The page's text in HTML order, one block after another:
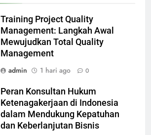
Training Project Quality
Management: Langkah Awal
Mewujudkan Total Quality
Management
admin
1 hari ago 0
Peran Konsultan Hukum
Ketenagakerjaan di Indonesia
dalam Mendukung Kepatuhan
dan Keberlanjutan Bisnis